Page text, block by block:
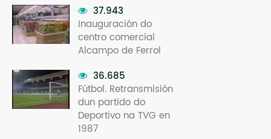
37.943
Inauguración do
centro comercial
Alcampo de Ferrol
36.685
Fútbol. Retransmisión
dun partido do
Deportivo na TVG en
1987